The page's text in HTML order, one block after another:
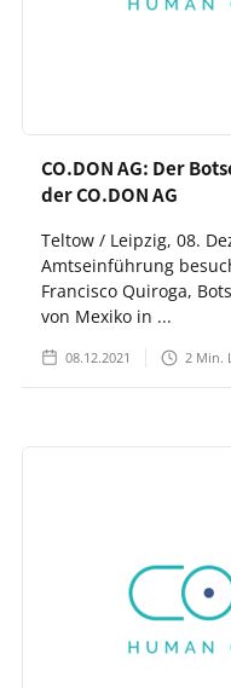
CO.DON AG: Der
der CO.DON AG
Teltow / Leipzig, 08.
Amtseinführung
Francisco Quiroga,
von Mexiko in ...
08.12.2021 2 Min.